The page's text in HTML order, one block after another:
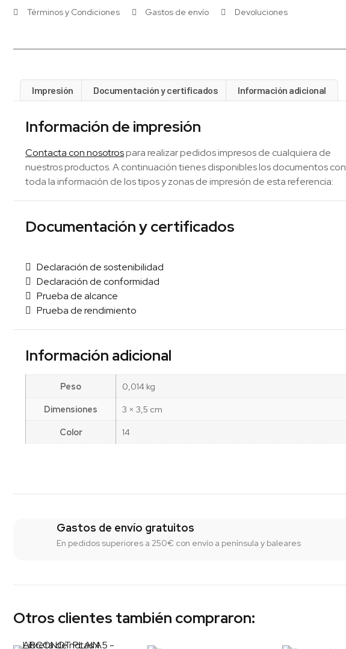
Términos y Condiciones Gastos de envío Devoluciones
Impresión Documentación y certificados Información adicional
Información de impresión
Contacta con nosotrospara realizar pedidos impresos de cualquiera de
nuestros productos. A continuación tienes disponibles los documentos con
toda la información de los tipos y zonas de impresión de esta referencia:
Documentación y certificados
Declaración de sostenibilidad
Declaración de conformidad
Prueba de alcance
Prueba de rendimiento
Información adicional
Peso
0,014 kg
Dimensiones
3 × 3,5 cm
Color
14
Gastos de envío gratuitos
En pedidos superiores a 250€ con envío a península y baleares
Otros clientes también compraron: